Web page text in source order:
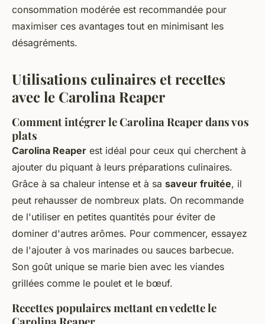
consommation modérée est recommandée pour
maximiser ces avantages tout en minimisant les
désagréments.
Utilisations culinaires et recettes
avec le Carolina Reaper
Comment intégrer le Carolina Reaper dans vos
plats
Carolina Reaper est idéal pour ceux qui cherchent à
ajouter du piquant à leurs préparations culinaires.
Grâce à sa chaleur intense et à sa saveur fruitée, il
peut rehausser de nombreux plats. On recommande
de l'utiliser en petites quantités pour éviter de
dominer d'autres arômes. Pour commencer, essayez
de l'ajouter à vos marinades ou sauces barbecue.
Son goût unique se marie bien avec les viandes
grillées comme le poulet et le bœuf.
Recettes populaires mettant en vedette le